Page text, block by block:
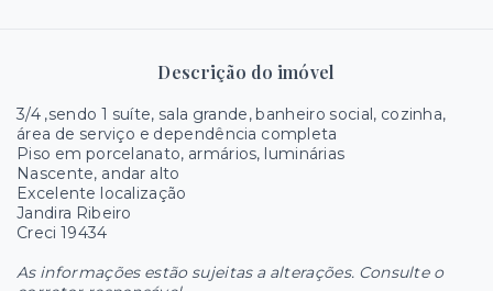
Descrição do imóvel
3/4 ,sendo 1 suíte, sala grande, banheiro social, cozinha,
área de serviço e dependência completa
Piso em porcelanato, armários, luminárias
Nascente, andar alto
Excelente localização
Jandira Ribeiro
Creci 19434
As informações estão sujeitas a alterações. Consulte o